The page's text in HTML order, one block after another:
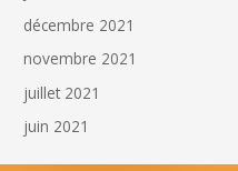
décembre 2021
novembre 2021
juillet 2021
juin 2021